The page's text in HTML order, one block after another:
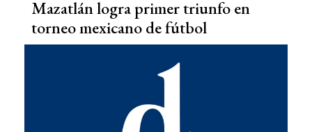
Mazatlán logra primer triunfo en
torneo mexicano de fútbol